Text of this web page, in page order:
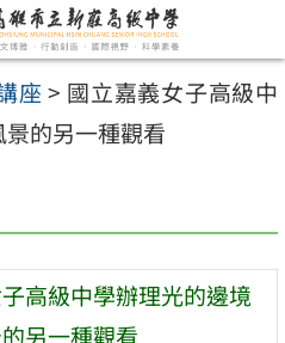
座 > 國立嘉義女子高級中
的另一種觀看
高級中學辦理光的邊境
另一種觀看